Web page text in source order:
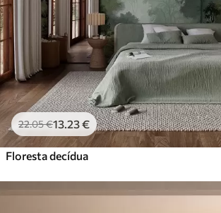
22.05€13 .23€
Floresta decídua